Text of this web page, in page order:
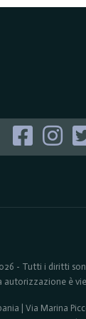
- Tutti i diritti
autorizzazione è
| Via Marina